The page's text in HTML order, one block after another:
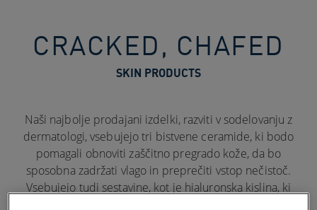
CRACKED, CHAFED
SKIN PRODUCTS
Naši najbolje prodajani izdelki, razviti v sodelovanju z
dermatologi, vsebujejo tri bistvene ceramide, ki bodo
pomagali obnoviti zaščitno pregrado kože, da bo
sposobna zadržati vlago in preprečiti vstop nečistoč.
Vsebujejo tudi sestavine, kot je hialuronska kislina, ki